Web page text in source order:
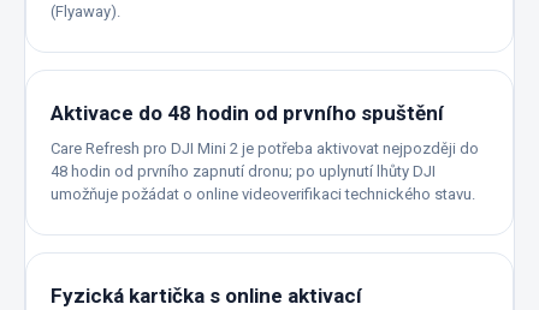
(Flyaway).
Aktivace do 48 hodin od prvního spuštění
Care Refresh pro DJI Mini 2 je potřeba aktivovat nejpozději do
48 hodin od prvního zapnutí dronu; po uplynutí lhůty DJI
umožňuje požádat o online videoverifikaci technického stavu.
Fyzická kartička s online aktivací